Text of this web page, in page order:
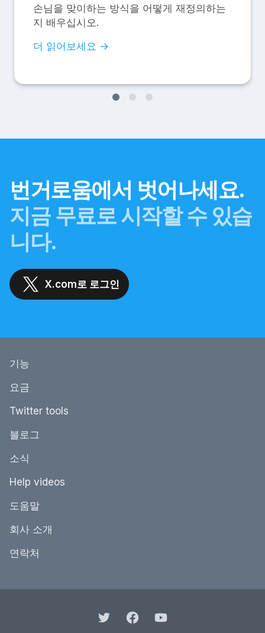
손님을 맞이하는 방식을 어떻게 재정의하는
지 배우십시오.
더 읽어보세요 →
번거로움에서 벗어나세요.
지금 무료로 시작할 수 있습
니다.
X.com로 로그인
기능
요금
Twitter tools
블로그
소식
Help videos
도움말
회사 소개
연락처